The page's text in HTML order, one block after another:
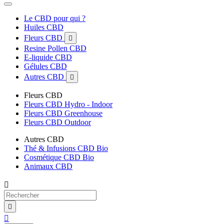
Le CBD pour qui ?
Huiles CBD
Fleurs CBD

Resine Pollen CBD
E-liquide CBD
Gélules CBD
Autres CBD

Fleurs CBD
Fleurs CBD Hydro - Indoor
Fleurs CBD Greenhouse
Fleurs CBD Outdoor
Autres CBD
Thé & Infusions CBD Bio
Cosmétique CBD Bio
Animaux CBD


